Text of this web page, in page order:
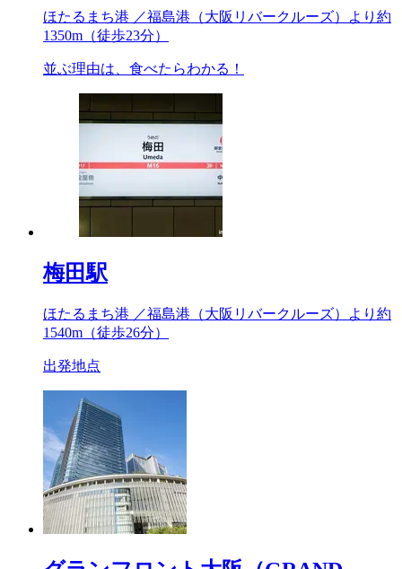
ほたるまち港 ／福島港（大阪リバークルーズ）より約
1350m （徒歩23分）
並ぶ理由は、食べたらわかる！
梅田駅
ほたるまち港 ／福島港（大阪リバークルーズ）より約
1540m （徒歩26分）
出発地点